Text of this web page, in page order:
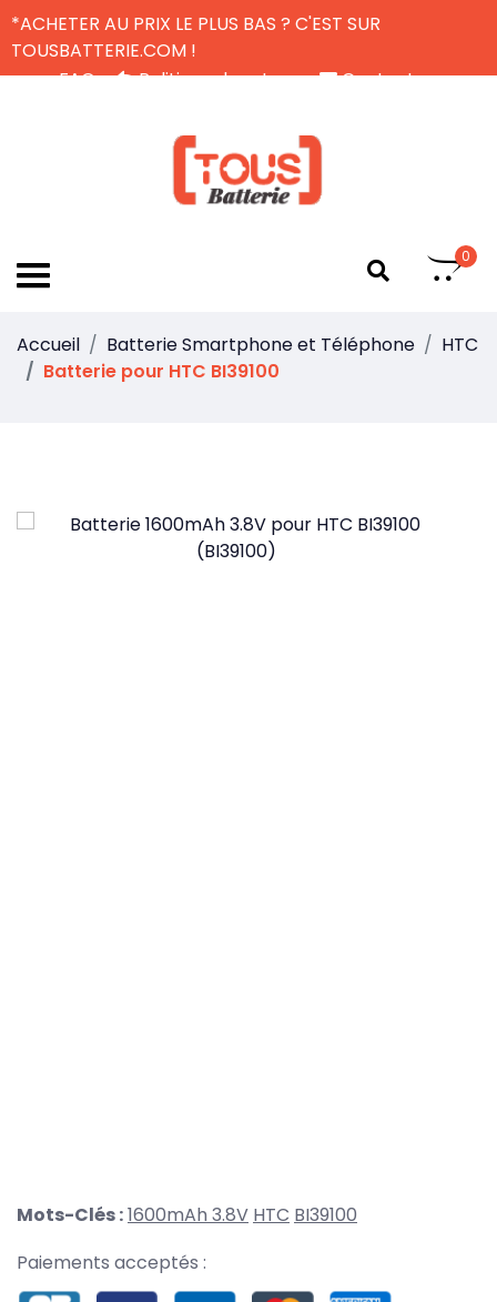
*ACHETER AU PRIX LE PLUS BAS ? C'EST SUR
TOUSBATTERIE.COM !
FAQ
Politique de retour
Contactez-nous
0
Accueil Batterie Smartphone et Téléphone
HTC
Batterie pour HTC BI39100
Mots-Clés :1600mAh 3.8V HTC BI39100
Paiements acceptés :